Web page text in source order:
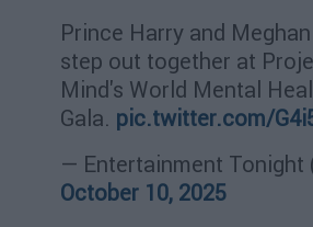
Prince Harry and
step out together at
Mind's World Mental
Gala. pic.twitter.com/
— Entertainment Tonight
October 10, 2025